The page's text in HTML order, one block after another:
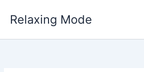
Relaxing Mode